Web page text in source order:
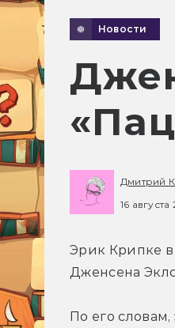
Новости
Дмитрий
16 августа
Эрик Крипке
Дженсена
По его